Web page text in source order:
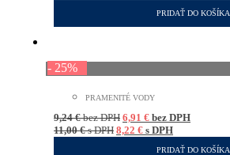
PRIDAŤ DO KOŠÍKA
- 25%
PRAMENITÉ VODY
9,24€bez DPH 6,91 € bez DPH
11,00€s DPH 8,22 € s DPH
PRIDAŤ DO KOŠÍKA